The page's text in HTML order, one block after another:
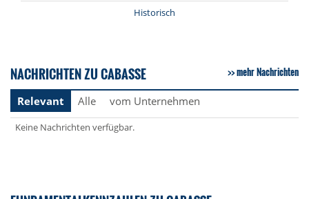
Historisch
NACHRICHTEN ZU CABASSE mehr Nachrichten
Relevant Alle vom Unternehmen
Keine Nachrichten verfügbar.